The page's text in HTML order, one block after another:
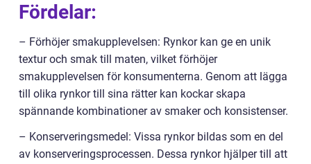
Fördelar:
– Förhöjer smakupplevelsen: Rynkor kan ge en unik
textur och smak till maten, vilket förhöjer
smakupplevelsen för konsumenterna. Genom att lägga
till olika rynkor till sina rätter kan kockar skapa
spännande kombinationer av smaker och konsistenser.
– Konserveringsmedel: Vissa rynkor bildas som en del
av konserveringsprocessen. Dessa rynkor hjälper till att